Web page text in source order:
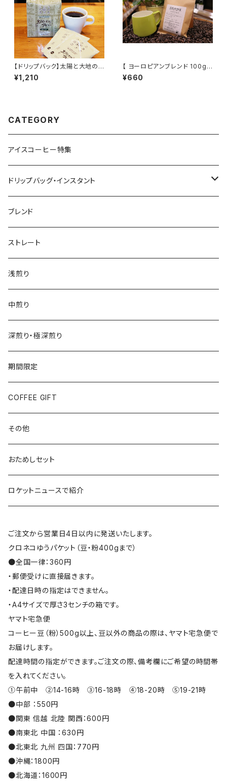
【ドリップバック】太陽と大地のブ
レンド 10g × 10杯 メキシコ 中
米産 ドリップ 簡単 富屋珈琲店
¥1,210
【 ヨーロピアンブレンド 100g 】
中煎り 自家焙煎 ブラジル コロ
ンビア グァテマラ他 3種のロー
¥660
CATEGORY
アイスコーヒー特集
ドリップバッグ・インスタント
インデアントミー ドリップバッグ
ブレンド
ストレート
浅煎り
中煎り
深煎り・極深煎り
期間限定
COFFEE GIFT
その他
おためしセット
ロケットニュースで紹介
ご注文から営業日4日以内に発送いたします。
クロネコゆうパケット（豆・粉400gまで）
●全国一律：360円
・郵便受けに直接届きます。
・配達日時の指定はできません。
・A4サイズで厚さ3センチの箱です。
ヤマト宅急便
コーヒー豆（粉）500g以上、豆以外の商品の際は、ヤマト宅急便で
お届けします。
配達時間の指定ができます。ご注文の際、備考欄にご希望の時間帯
を入れてください。
①午前中 ②14-16時 ③16-18時 ④18-20時 ⑤19-21時
●中部 ：550円
●関東 信越 北陸 関西：600円
●南東北 中国 ：630円
●北東北 九州 四国：770円
●沖縄：1800円
●北海道：1600円